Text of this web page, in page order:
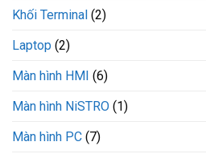
Khối Terminal (2)
Laptop (2)
Màn hình HMI (6)
Màn hình NiSTRO (1)
Màn hình PC (7)